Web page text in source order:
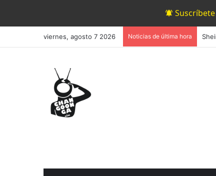
viernes, agosto 7 2026 Noticias de última hora